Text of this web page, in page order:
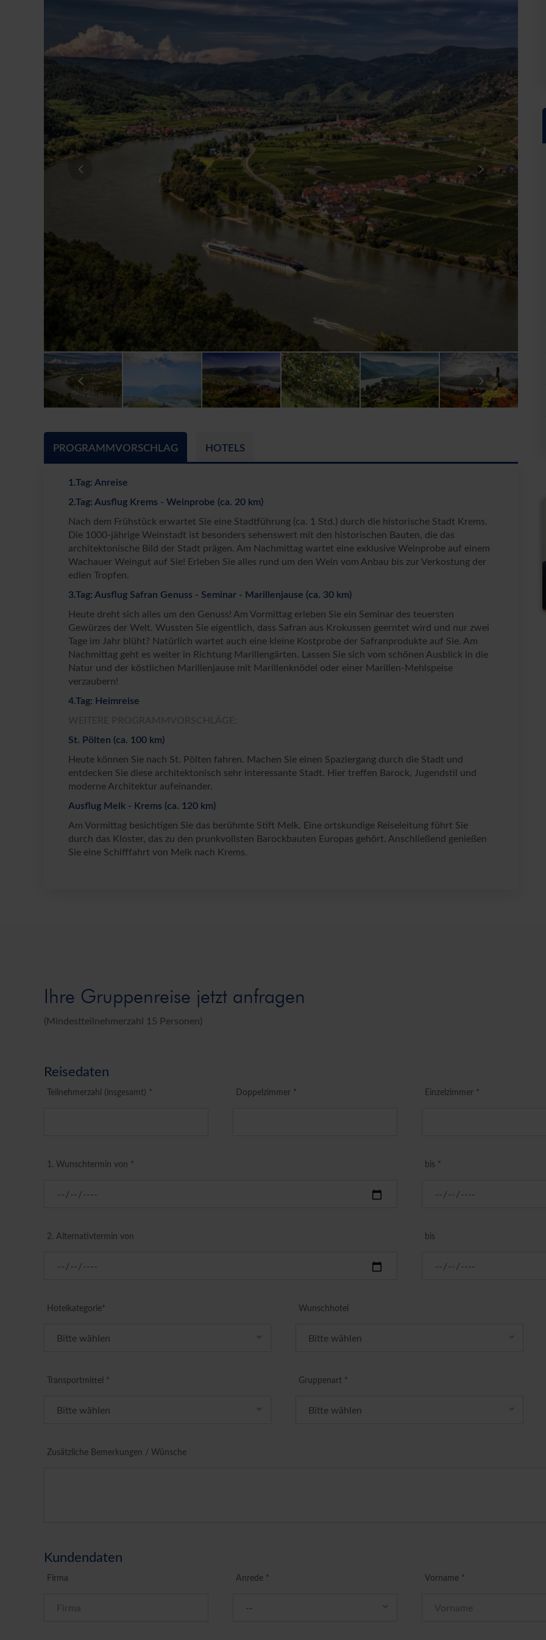
PROGRAMMVORSCHLAG HOTELS
1.Tag: Anreise
2.Tag: Ausflug Krems - Weinprobe (ca. 20 km)
Nach dem Frühstück erwartet Sie eine Stadtführung (ca. 1 Std.) durch die historische Stadt Krems.
Die 1000-jährige Weinstadt ist besonders sehenswert mit den historischen Bauten, die das
architektonische Bild der Stadt prägen. Am Nachmittag wartet eine exklusive Weinprobe auf einem
Wachauer Weingut auf Sie! Erleben Sie alles rund um den Wein vom Anbau bis zur Verkostung der
edlen Tropfen.
3.Tag: Ausflug Safran Genuss - Seminar - Marillenjause (ca. 30 km)
Heute dreht sich alles um den Genuss! Am Vormittag erleben Sie ein Seminar des teuersten
Gewürzes der Welt. Wussten Sie eigentlich, dass Safran aus Krokussen geerntet wird und nur zwei
Tage im Jahr blüht? Natürlich wartet auch eine kleine Kostprobe der Safranprodukte auf Sie. Am
Nachmittag geht es weiter in Richtung Marillengärten. Lassen Sie sich vom schönen Ausblick in die
Natur und der köstlichen Marillenjause mit Marillenknödel oder einer Marillen-Mehlspeise
verzaubern!
4.Tag: Heimreise
WEITERE PROGRAMMVORSCHLÄGE:
St. Pölten (ca. 100 km)
Heute können Sie nach St. Pölten fahren. Machen Sie einen Spaziergang durch die Stadt und
entdecken Sie diese architektonisch sehr interessante Stadt. Hier treffen Barock, Jugendstil und
moderne Architektur aufeinander.
Ausflug Melk - Krems (ca. 120 km)
Am Vormittag besichtigen Sie das berühmte Stift Melk. Eine ortskundige Reiseleitung führt Sie
durch das Kloster, das zu den prunkvollsten Barockbauten Europas gehört. Anschließend genießen
Sie eine Schifffahrt von Melk nach Krems.
Ihre Gruppenreise jetzt anfragen
(Mindestteilnehmerzahl 15 Personen)
Reisedaten
Teilnehmerzahl (insgesamt) * Doppelzimmer * Einzelzimmer *
1. Wunschtermin von * bis *
2. Alternativtermin von bis
Hotelkategorie* Wunschhotel
Transportmittel * Gruppenart *
Zusätzliche Bemerkungen / Wünsche
Kundendaten
Firma Anrede * Vorname *